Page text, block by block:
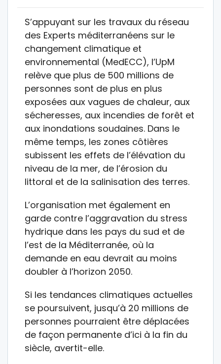
S’appuyant sur les travaux du réseau
des Experts méditerranéens sur le
changement climatique et
environnemental (MedECC), l’UpM
relève que plus de 500 millions de
personnes sont de plus en plus
exposées aux vagues de chaleur, aux
sécheresses, aux incendies de forêt et
aux inondations soudaines. Dans le
même temps, les zones côtières
subissent les effets de l’élévation du
niveau de la mer, de l’érosion du
littoral et de la salinisation des terres.
L’organisation met également en
garde contre l’aggravation du stress
hydrique dans les pays du sud et de
l’est de la Méditerranée, où la
demande en eau devrait au moins
doubler à l’horizon 2050.
Si les tendances climatiques actuelles
se poursuivent, jusqu’à 20 millions de
personnes pourraient être déplacées
de façon permanente d’ici à la fin du
siècle, avertit-elle.